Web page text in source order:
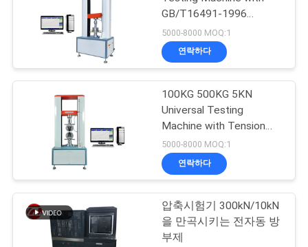
용
구
하
금속 탐지기 기계
환경 테스트 챔버
GB/T16491-1996
Standard Customizable
Max Load and High
Accuracy
5000-8000 MOQ:1
연락하다
100KG 500KG 5KN
Universal Testing
Machine with Tension
Compression Peel
Strength and
Customizable Load
5000-8000 MOQ:1
연락하다
압축시험기 300kN/10kN
을 만곡시키는 전자동 방
부제